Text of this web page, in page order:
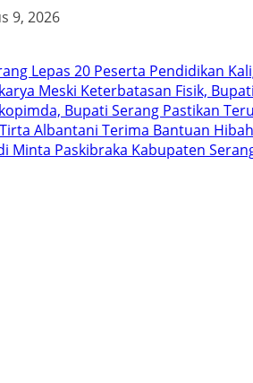
9, 2026
Lepas 20 Peserta Pendidikan
Meski Keterbatasan Fisik,
Bupati Serang Pastikan
Albantani Terima Bantuan
Minta Paskibraka Kabupaten